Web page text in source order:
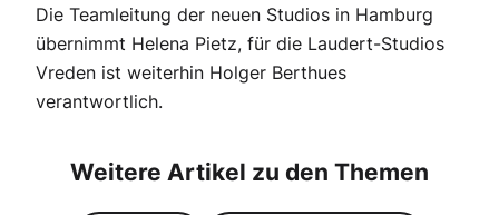
Die Teamleitung der neuen Studios in Hamburg
übernimmt Helena Pietz, für die Laudert-Studios
Vreden ist weiterhin Holger Berthues
verantwortlich.
Weitere Artikel zu den Themen